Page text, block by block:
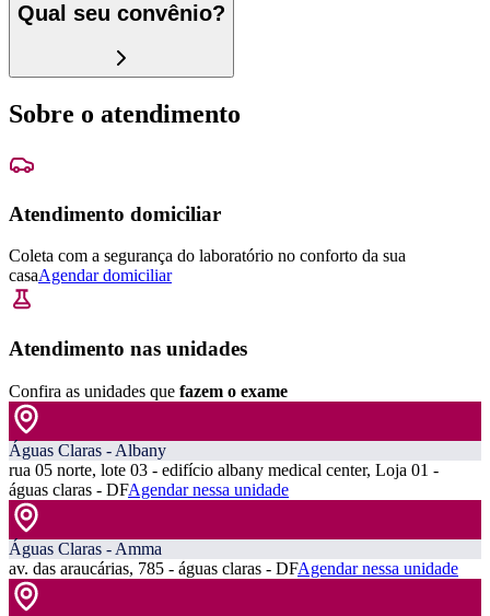
Qual seu convênio?
Sobre o atendimento
Atendimento domiciliar
Coleta com a segurança do laboratório no conforto da sua
casaAgendar domiciliar
Atendimento nas unidades
Confira as unidades que fazem o exame
Águas Claras - Albany
rua 05 norte, lote 03 - edifício albany medical center, Loja 01 -
águas claras - DFAgendar nessa unidade
Águas Claras - Amma
av. das araucárias, 785 - águas claras - DFAgendar nessa unidade